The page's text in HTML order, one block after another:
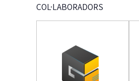
COL·LABORADORS